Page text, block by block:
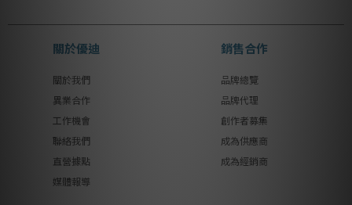
關於優迪
關於我們
異業合作
工作機會
聯絡我們
直營據點
媒體報導
銷售合作
品牌總覽
品牌代理
創作者募集
成為供應商
成為經銷商